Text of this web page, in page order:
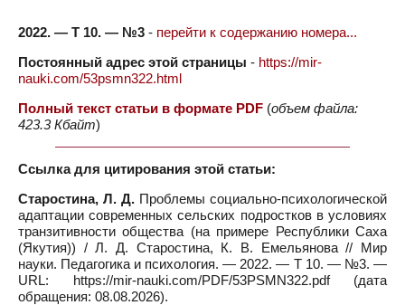
2022. — Т 10. — №3 - перейти к содержанию номера...
Постоянный адрес этой страницы - https://mir-
nauki.com/53psmn322.html
Полный текст статьи в формате PDF (объем файла:
423.3 Кбайт)
Ссылка для цитирования этой статьи:
Старостина, Л. Д. Проблемы социально-психологической
адаптации современных сельских подростков в условиях
транзитивности общества (на примере Республики Саха
(Якутия)) / Л. Д. Старостина, К. В. Емельянова // Мир
науки. Педагогика и психология. — 2022. — Т 10. — №3. —
URL: https://mir-nauki.com/PDF/53PSMN322.pdf (дата
обращения: 08.08.2026).